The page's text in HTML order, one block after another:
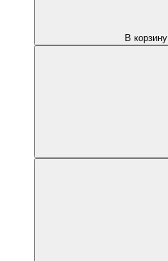
В корзину